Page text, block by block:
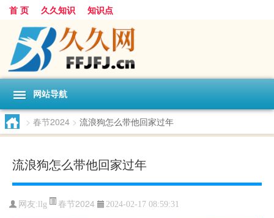
首 页 久久知识 知识点
网站导航
> 春节2024 > 流浪狗怎么带他回家过年
流浪狗怎么带他回家过年
网友: llg 春节2024 2024-02-17 08:59:31